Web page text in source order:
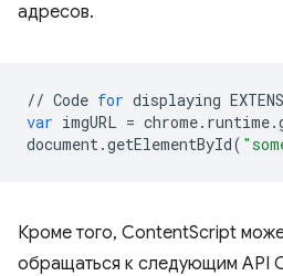
адресов.
// Code for displaying
var imgURL = chrome. runtime.
document.getElementById(
Кроме того, ContentScript
обращаться к следующим API